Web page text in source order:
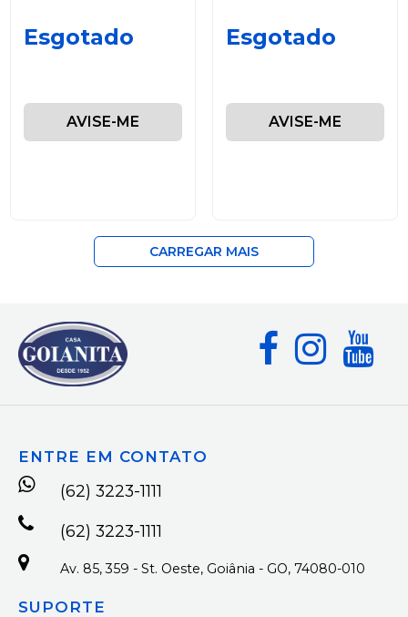
Esgotado
AVISE-ME
Esgotado
AVISE-ME
CARREGAR MAIS
ENTRE EM CONTATO
(62) 3223-1111
(62) 3223-1111
Av. 85, 359 - St. Oeste, Goiânia - GO, 74080-010
SUPORTE